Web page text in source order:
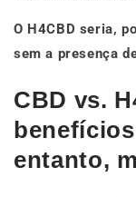
O H4CBD seria,
sem a presença
CBD vs.
entanto,